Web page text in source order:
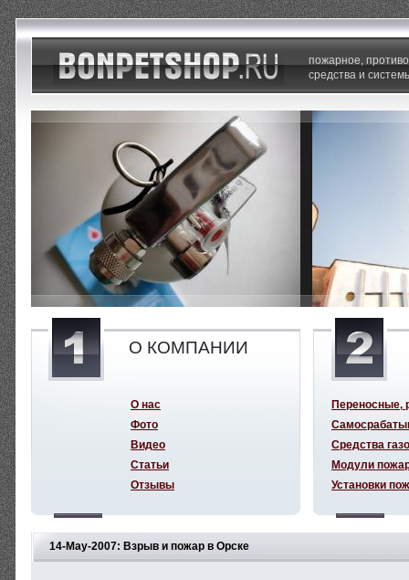
14-May-2007: Взрыв и пожар в Орске
пожарное,
средства и
О КОМПАНИИ
О нас
Фото
Видео
Статьи
Отзывы
Переносные,
Средства
Модули
Установки